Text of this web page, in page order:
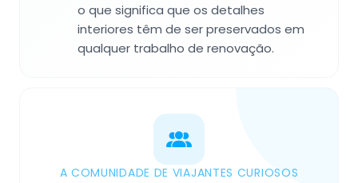
o que significa que os detalhes
interiores têm de ser preservados em
qualquer trabalho de renovação.
A COMUNIDADE DE VIAJANTES CURIOSOS